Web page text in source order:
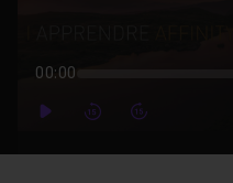
00:00
PlayForwardForward